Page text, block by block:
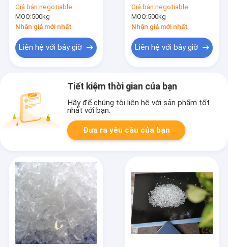
điện Matt
Giá bán:negotiable
MOQ:500kg
Nhận giá mới nhất
Liên hệ với bây giờ
cho sơn tĩnh điện
TGIC Cure
Giá bán:negotiable
MOQ:500kg
Nhận giá mới nhất
Liên hệ với bây giờ
Tiết kiệm thời gian của bạn
Hãy để chúng tôi liên hệ với sản phẩm tốt
nhất với bạn.
Đưa ra yêu cầu của bạn